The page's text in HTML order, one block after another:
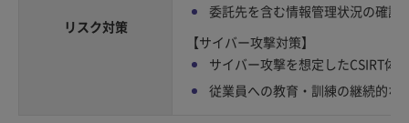
リスク対策
委託先を含む情報管理状況の確認
【サイバー攻撃対策】
サイバー攻撃を想定したCSIRT体
従業員への教育・訓練の継続的な